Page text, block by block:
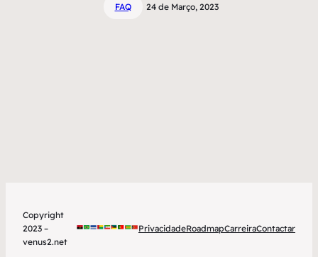
FAQ 24 de Março, 2023
Copyright
2023 –
venus2.net
PrivacidadeRoadmapCarreiraContactar